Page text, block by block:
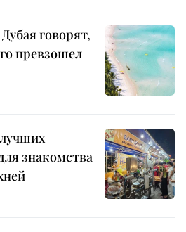
говорят,
превзошел
знакомства